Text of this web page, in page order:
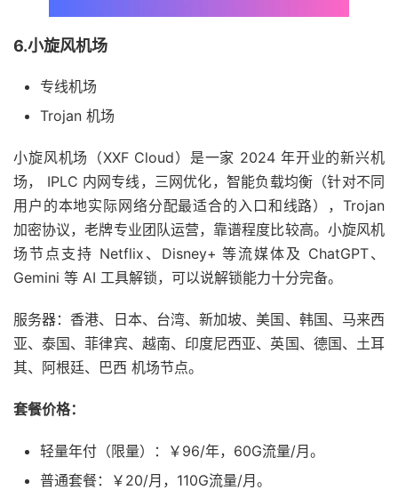
6.小旋风机场
专线机场
Trojan 机场
小旋风机场（XXF Cloud）是一家 2024 年开业的新兴机
场， IPLC 内网专线，三网优化，智能负载均衡（针对不同
用户的本地实际网络分配最适合的入口和线路），Trojan
加密协议，老牌专业团队运营，靠谱程度比较高。小旋风机
场节点支持 Netflix、Disney+ 等流媒体及 ChatGPT、
Gemini 等 AI 工具解锁，可以说解锁能力十分完备。
服务器：香港、日本、台湾、新加坡、美国、韩国、马来西
亚、泰国、菲律宾、越南、印度尼西亚、英国、德国、土耳
其、阿根廷、巴西 机场节点。
套餐价格：
轻量年付（限量）：￥96/年，60G流量/月。
普通套餐：￥20/月，110G流量/月。